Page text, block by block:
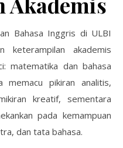
Bahasa Inggris di ULBI
keterampilan akademis
matematika dan bahasa
memacu pikiran analitis,
kreatif, sementara
pada kemampuan
dan tata bahasa.